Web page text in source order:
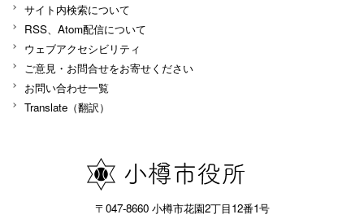
サイト内検索について
RSS、Atom配信について
ウェブアクセシビリティ
ご意見・お問合せをお寄せください
お問い合わせ一覧
Translate（翻訳）
〒047-8660 小樽市花園2丁目12番1号